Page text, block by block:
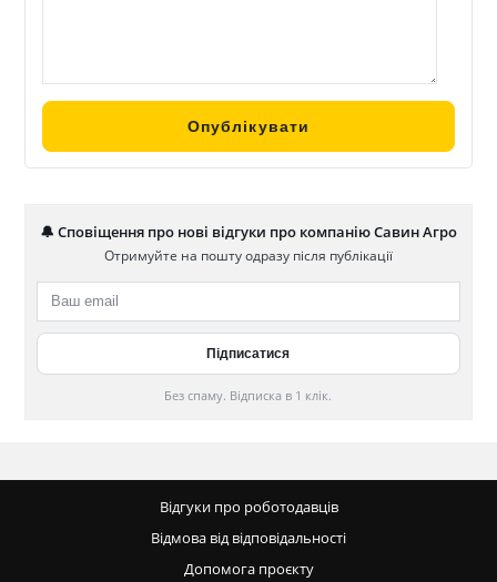
🔔 Сповіщення про нові відгуки про компанію Савин Агро
Отримуйте на пошту одразу після публікації
Без спаму. Відписка в 1 клік.
Відгуки про роботодавців
Відмова від відповідальності
Допомога проєкту